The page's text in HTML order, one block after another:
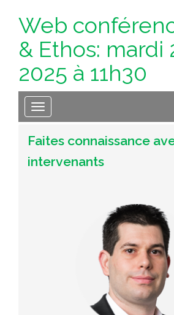
Web
& Ethos: mardi
2025 à 11h30
Toggle navigation
Faites connaissance
intervenants